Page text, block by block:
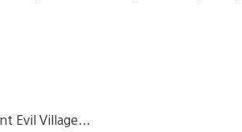
Evil Village…